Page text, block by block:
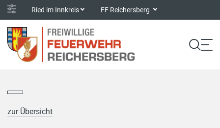
Ried im Innkreis FF Reichersberg
zur Übersicht